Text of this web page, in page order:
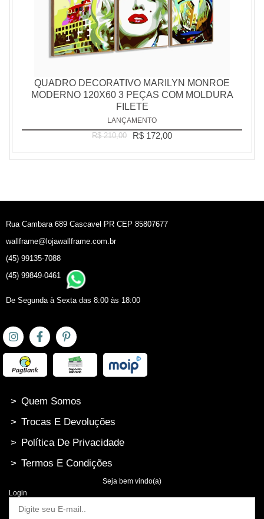
QUADRO DECORATIVO MARILYN MONROE
MODERNO 120X60 3 PEÇAS COM MOLDURA
FILETE
LANÇAMENTO
R$ 210,00 R$ 172,00
Rua Cambara 689 Cascavel PR CEP 85807677
wallframe@lojawallframe.com.br
(45) 99135-7088
(45) 99849-0461
De Segunda à Sexta das 8:00 às 18:00
> Quem Somos
> Trocas E Devoluções
> Política De Privacidade
> Termos E Condições
Seja bem vindo(a)
Login